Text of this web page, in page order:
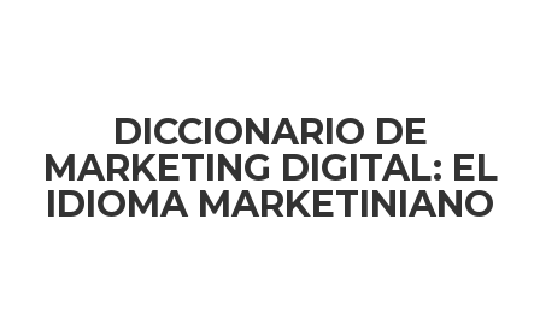
DICCIONARIO DE
MARKETING DIGITAL: EL
IDIOMA MARKETINIANO